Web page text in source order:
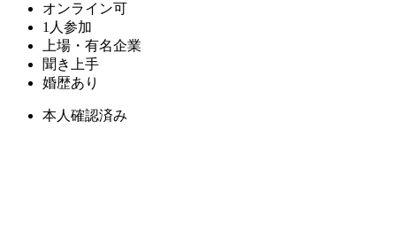
オンライン可
1人参加
上場・有名企業
聞き上手
婚歴あり
本人確認済み